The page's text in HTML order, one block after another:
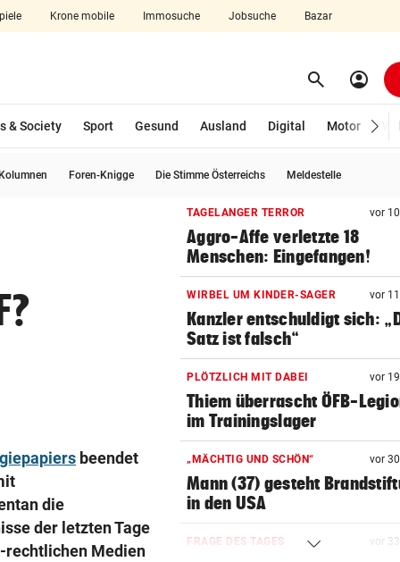
Krone mobile Immosuche Jobsuche Bazar
aufklappen search Suchen
account_circle
& Society Sport Gesund Ausland Digital Motor
Kolumnen Foren-Knigge Die Stimme Österreichs Meldestelle
beendet
die
der letzten Tage
rechtlichen Medien
TAGELANGER TERROR vor
Aggro-Affe verletzte 18
Menschen: Eingefangen!
WIRBEL UM KINDER-SAGER vor
Kanzler entschuldigt sich:
Satz ist falsch“
PLÖTZLICH MIT DABEI vor
Thiem überrascht ÖFB-
im Trainingslager
„MÄCHTIG UND SCHÖN“ vor
Mann (37) gesteht
in den USA
FRAGE DES TAGES vor